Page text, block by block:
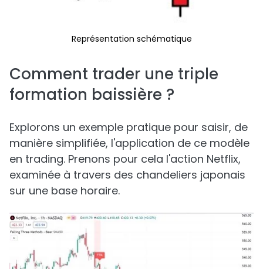
Représentation schématique
Comment trader une triple
formation baissière ?
Explorons un exemple pratique pour saisir, de
manière simplifiée, l'application de ce modèle
en trading. Prenons pour cela l'action Netflix,
examinée à travers des chandeliers japonais
sur une base horaire.